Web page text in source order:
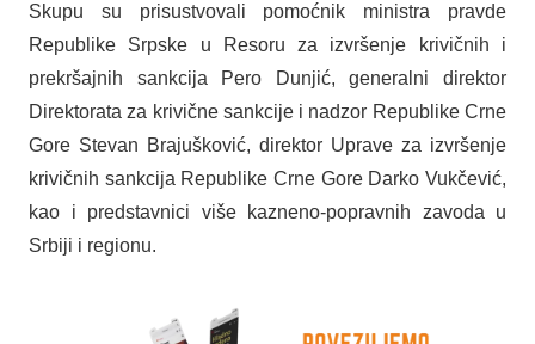
Skupu su prisustvovali pomoćnik ministra pravde
Republike Srpske u Resoru za izvršenje krivičnih i
prekršajnih sankcija Pero Dunjić, generalni direktor
Direktorata za krivične sankcije i nadzor Republike Crne
Gore Stevan Brajušković, direktor Uprave za izvršenje
krivičnih sankcija Republike Crne Gore Darko Vukčević,
kao i predstavnici više kazneno-popravnih zavoda u
Srbiji i regionu.